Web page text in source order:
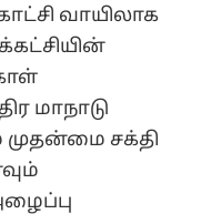
வாயிலாக
மாநாடு
சக்தி